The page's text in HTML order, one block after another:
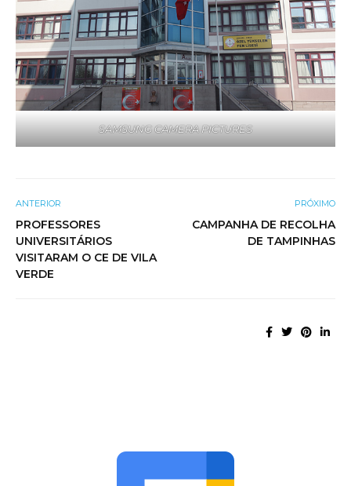
SAMSUNG CAMERA PICTURES
ANTERIOR
PROFESSORES
UNIVERSITÁRIOS
VISITARAM O CE DE VILA
VERDE
PRÓXIMO
CAMPANHA DE RECOLHA
DE TAMPINHAS